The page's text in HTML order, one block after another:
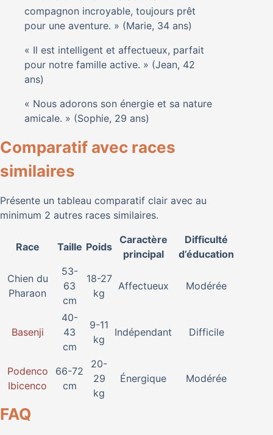
compagnon incroyable, toujours prêt
pour une aventure. » (Marie, 34 ans)
« Il est intelligent et affectueux, parfait
pour notre famille active. » (Jean, 42
ans)
« Nous adorons son énergie et sa nature
amicale. » (Sophie, 29 ans)
Comparatif avec races
similaires
Présente un tableau comparatif clair avec au
minimum 2 autres races similaires.
Race Taille Poids
Caractère
principal
Difficulté
d’éducation
Chien du
Pharaon
53-
63
cm
18-27
kg
Affectueux Modérée
Basenji
40-
43
cm
9-11
kg
Indépendant Difficile
Podenco
Ibicenco
66-72
cm
20-
29
kg
Énergique Modérée
FAQ